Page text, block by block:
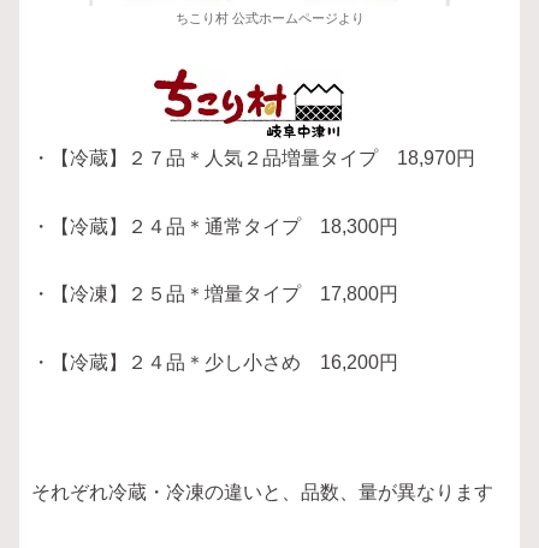
ちこり村 公式ホームページより
・【冷蔵】２７品＊人気２品増量タイプ 18,970円
・【冷蔵】２４品＊通常タイプ 18,300円
・【冷凍】２５品＊増量タイプ 17,800円
・【冷蔵】２４品＊少し小さめ 16,200円
それぞれ冷蔵・冷凍の違いと、品数、量が異なります